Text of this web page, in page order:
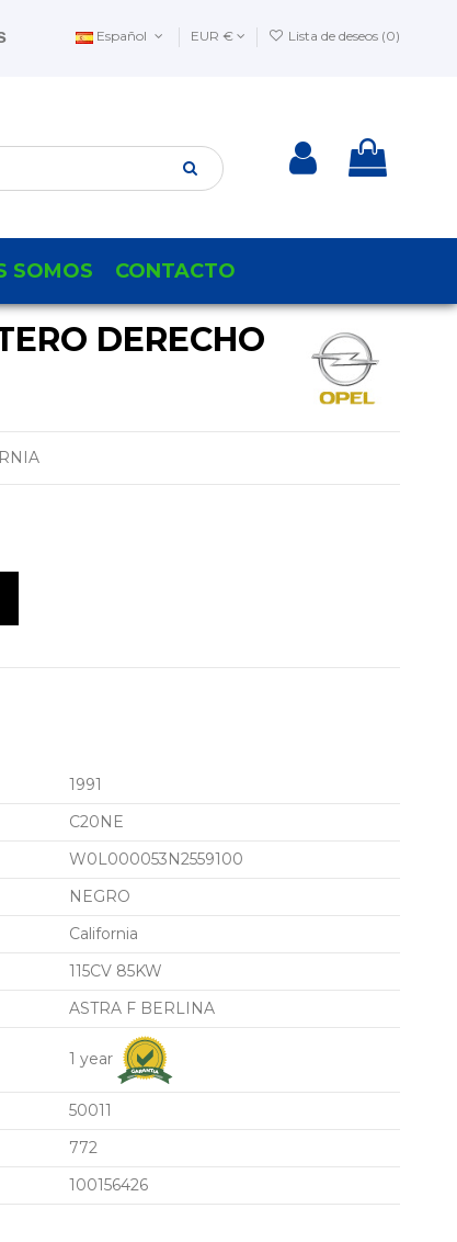
Español EUR € Lista de deseos (0)
SOMOS CONTACTO
DERECHO
1991
C20NE
W0L000053N2559100
NEGRO
California
115CV 85KW
ASTRA F BERLINA
1 year
50011
772
100156426